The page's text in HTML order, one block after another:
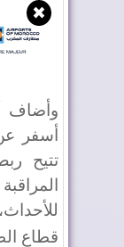
✖
وأضاف
أسفر
تتيح
قطاع